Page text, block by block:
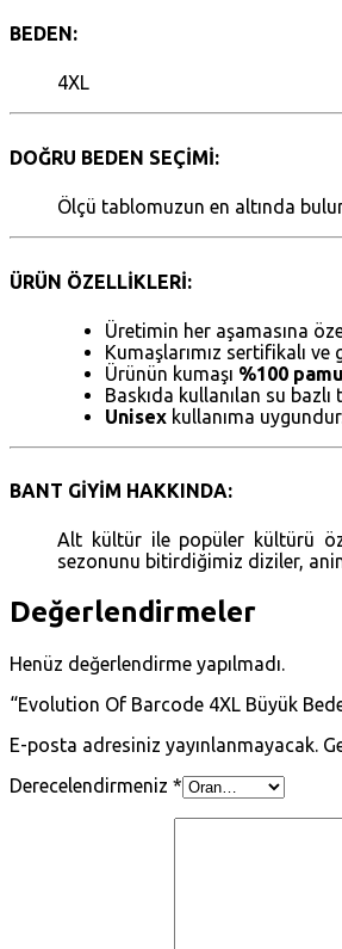
BEDEN:
4XL
DOĞRU BEDEN SEÇİMİ:
Ölçü tablomuzun en altında
ÜRÜN ÖZELLİKLERİ:
Üretimin her aşamasına
Kumaşlarımız sertifikalı ve
Ürünün kumaşı %100
Baskıda kullanılan su
Unisex kullanıma uygundur.
BANT GİYİM HAKKINDA:
Alt kültür ile popüler kültürü
sezonunu bitirdiğimiz diziler,
Değerlendirmeler
Henüz değerlendirme yapılmadı.
“Evolution Of Barcode 4XL Büyük
E-posta adresiniz yayınlanmayacak.
Derecelendirmeniz *